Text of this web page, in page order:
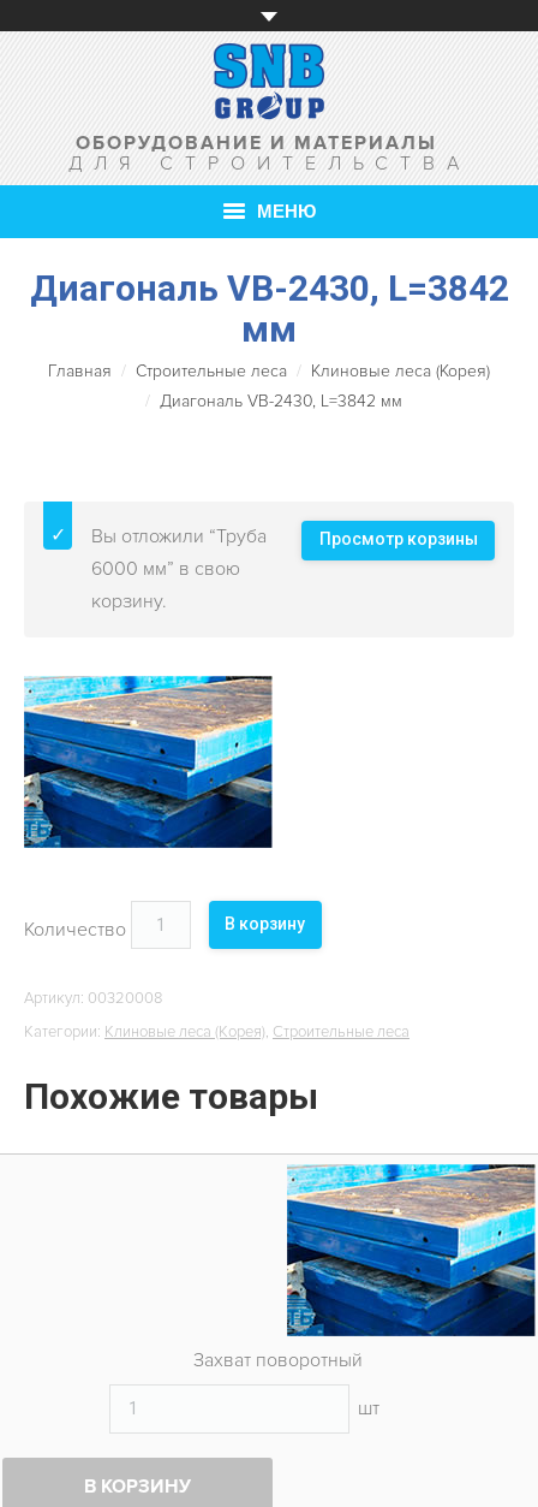
ОБОРУДОВАНИЕ И МАТЕРИАЛЫ
ДЛЯ СТРОИТЕЛЬСТВА
МЕНЮ
ТОВАРЫ
ОБЪЕКТЫ
КОНТАКТЫ
Диагональ VB-2430, L=3842
мм
Главная Строительные леса
Клиновые леса (Корея)
Диагональ VB-2430, L=3842 мм
Просмотр корзины
Вы отложили “Труба
6000 мм” в свою
корзину.
Количество В корзину
Артикул: 00320008
Категории: Клиновые леса (Корея), Строительные леса
Похожие товары
Захват поворотный
шт
В КОРЗИНУ